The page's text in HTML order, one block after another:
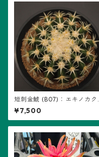
短刺金鯱 (B07)：エキノカク
タス属 ※実生
¥7,500